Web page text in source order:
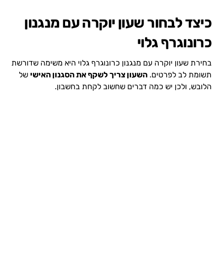
כיצד לבחור שעון יוקרה עם מנגנון
כרונוגרף גלוי
בחירת שעון יוקרה עם מנגנון כרונוגרף גלוי היא משימה שדורשת
תשומת לב לפרטים. השעון צריך לשקף את הסגנון האישישל
הלובש, ולכן יש כמה דברים שחשוב לקחת בחשבון.